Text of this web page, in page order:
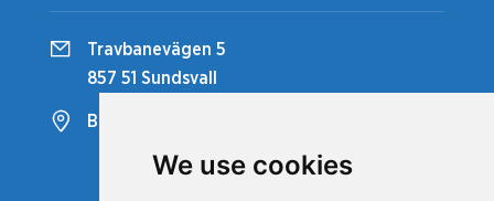
We use cookies
Travbanevägen 5
857 51 Sundsvall
Bergsåkers Travbana